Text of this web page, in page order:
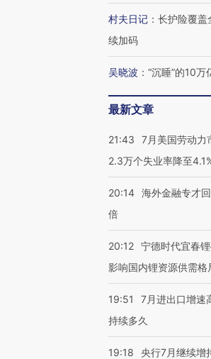
村夫日记 ： 长护险覆盖
续加码
吴晓波 ： “沉睡”的10万
最新文章
21:43
7月美国劳动力
2.3万个失业率降至
20:14 海外金融专才
倍
20:12 宁德时代宜春
影响国内锂资源供需格
19:51
7月进出口增速
持续多久
19:18
央行7月继续增